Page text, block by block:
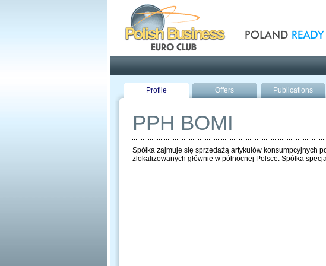
Profile Offers Publications
PPH BOMI
Spółka zajmuje się sprzedażą artykułów
zlokalizowanych głównie w północnej Polsce. Spółka